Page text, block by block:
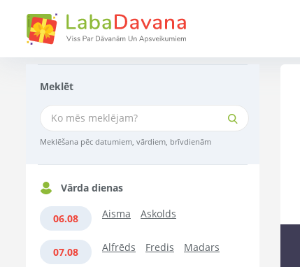
Meklēt
Meklēšana pēc datumiem, vārdiem, brīvdienām
Vārda dienas
06.08 Aisma Askolds
07.08 Alfrēds Fredis Madars